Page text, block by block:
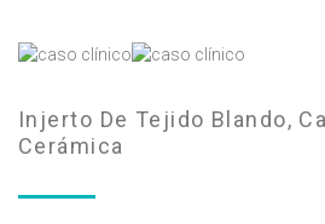
Injerto De Tejido Blando,
Cerámica